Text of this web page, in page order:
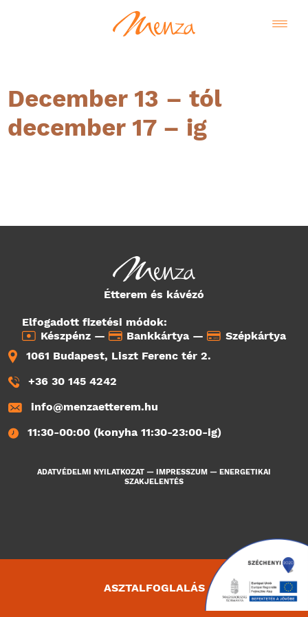
December 13 – tól
december 17 – ig
Étterem és kávézó
Elfogadott fizetési módok:
Készpénz —
Bankkártya —
Szépkártya
1061 Budapest, Liszt Ferenc tér 2.
+36 30 145 4242
info@menzaetterem.hu
11:30-00:00 (konyha 11:30-23:00-ig)
ADATVÉDELMI NYILATKOZAT — IMPRESSZUM — ENERGETIKAI
SZAKJELENTÉS
ASZTALFOGLALÁS